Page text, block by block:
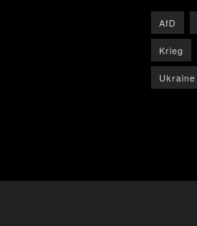
AfD
Krieg
Ukraine